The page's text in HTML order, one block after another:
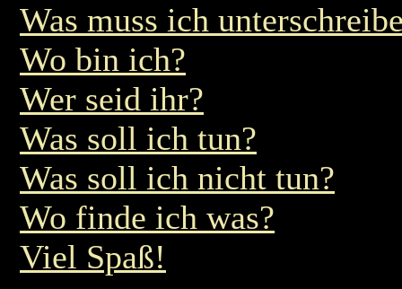
Was muss ich
Wo bin ich?
Wer seid ihr?
Was soll ich tun?
Was soll ich nicht tun?
Wo finde ich was?
Viel Spaß!